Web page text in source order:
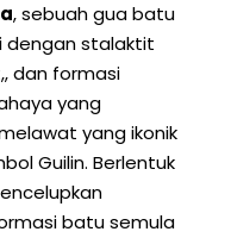
, sebuah gua batu
dengan stalaktit
dan formasi
yang
yang ikonik
Guilin. Berlentuk
batu semula